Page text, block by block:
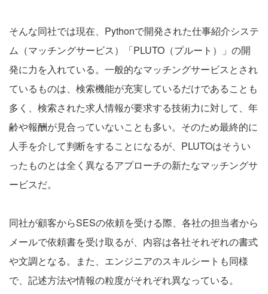
そんな同社では現在、Pythonで開発された仕事紹介システ
ム（マッチングサービス）「PLUTO（プルート）」の開
発に力を入れている。一般的なマッチングサービスとされ
ているものは、検索機能が充実しているだけであることも
多く、検索された求人情報が要求する技術力に対して、年
齢や報酬が見合っていないことも多い。そのため最終的に
人手を介して判断をすることになるが、PLUTOはそうい
ったものとは全く異なるアプローチの新たなマッチングサ
ービスだ。
同社が顧客からSESの依頼を受ける際、各社の担当者から
メールで依頼書を受け取るが、内容は各社それぞれの書式
や文調となる。また、エンジニアのスキルシートも同様
で、記述方法や情報の粒度がそれぞれ異なっている。